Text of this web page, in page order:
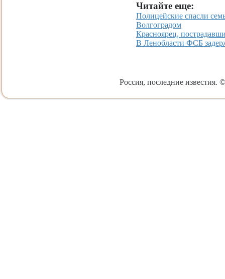
Читайте еще:
Полицейские спасли
Волгоградом
Красноярец,
В Ленобласти ФСБ
Россия, последние известия.